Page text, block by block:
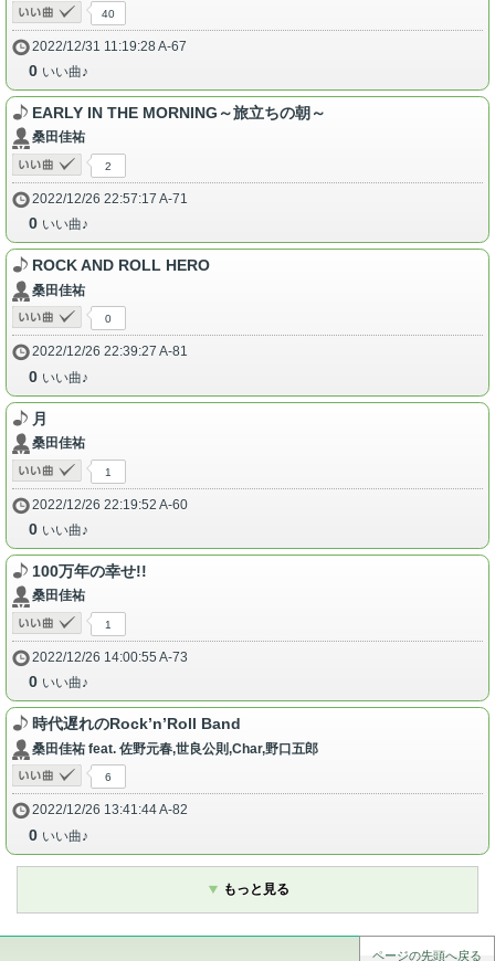
40
2022/12/31 11:19:28 A-67
0 いい曲♪
EARLY IN THE MORNING～旅立ちの朝～
桑田佳祐
2
2022/12/26 22:57:17 A-71
0 いい曲♪
ROCK AND ROLL HERO
桑田佳祐
0
2022/12/26 22:39:27 A-81
0 いい曲♪
月
桑田佳祐
1
2022/12/26 22:19:52 A-60
0 いい曲♪
100万年の幸せ!!
桑田佳祐
1
2022/12/26 14:00:55 A-73
0 いい曲♪
時代遅れのRock’n’Roll Band
桑田佳祐 feat. 佐野元春,世良公則,Char,野口五郎
6
2022/12/26 13:41:44 A-82
0 いい曲♪
もっと見る
ページの先頭へ戻る